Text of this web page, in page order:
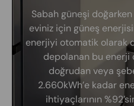
Sabah güneşi
eviniz için güneş
enerjiyi otomatik olarak
depolanan bu enerji
doğrudan veya
2.660kWh’e kadar
ihtiyaçlarının